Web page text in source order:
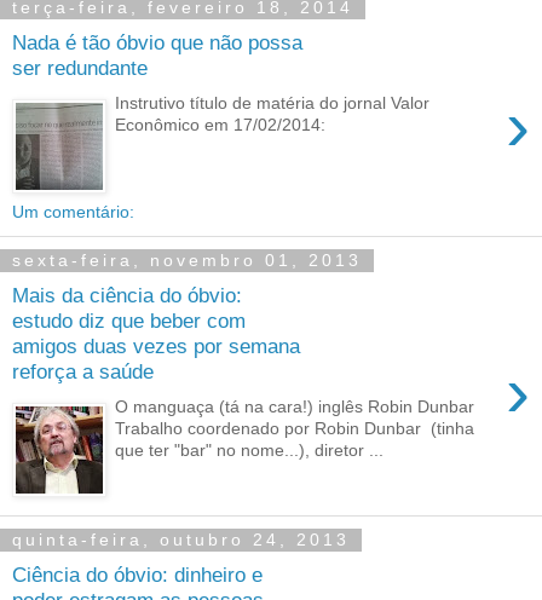
terça-feira, fevereiro 18, 2014
Nada é tão óbvio que não possa
ser redundante
›
Instrutivo título de matéria do jornal Valor
Econômico em 17/02/2014:
Um comentário:
sexta-feira, novembro 01, 2013
Mais da ciência do óbvio:
estudo diz que beber com
amigos duas vezes por semana
reforça a saúde
›
O manguaça (tá na cara!) inglês Robin Dunbar
Trabalho coordenado por Robin Dunbar (tinha
que ter "bar" no nome...), diretor ...
quinta-feira, outubro 24, 2013
Ciência do óbvio: dinheiro e